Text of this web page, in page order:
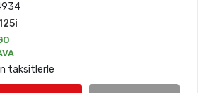
taksitlerle